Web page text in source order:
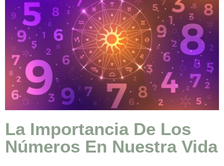
La Importancia De Los
Números En Nuestra Vida